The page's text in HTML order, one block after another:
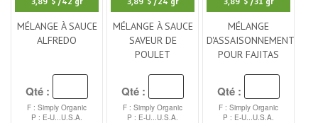
MÉLANGE À SAUCE
ALFREDO
Qté :
F : Simply Organic
P : E-U...U.S.A.
MÉLANGE À SAUCE
SAVEUR DE
POULET
Qté :
F : Simply Organic
P : E-U...U.S.A.
MÉLANGE
D'ASSAISONNEMENT
POUR FAJITAS
Qté :
F : Simply Organic
P : E-U...U.S.A.